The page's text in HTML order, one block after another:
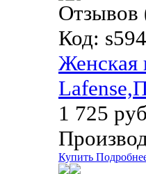
Отзывов
Код:
Женская
1 725
Купить